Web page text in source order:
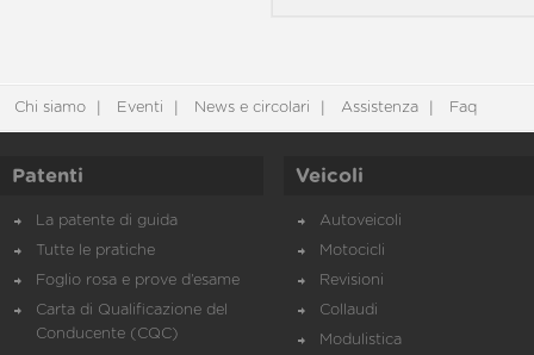
Chi siamo Eventi News e circolari Assistenza Faq
Patenti
La patente di guida
Tutte le pratiche
Foglio rosa e prove d’esame
Carta di Qualificazione del
Conducente (CQC)
Veicoli
Autoveicoli
Motocicli
Revisioni
Collaudi
Modulistica